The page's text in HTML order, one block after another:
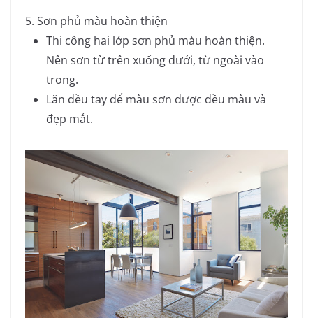
5. Sơn phủ màu hoàn thiện
Thi công hai lớp sơn phủ màu hoàn thiện.
Nên sơn từ trên xuống dưới, từ ngoài vào
trong.
Lăn đều tay để màu sơn được đều màu và
đẹp mắt.